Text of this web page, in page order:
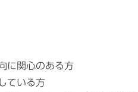
に関心のある方
ている方